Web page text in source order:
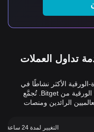
تداول العملات
الأكثر نشاطًا في
التداول والمتاحة على خدمة تداول العملات الورقية من Bitget. تُجمَّع
الرائدين ومنصات
التغيير لمدة 24 ساعة (%)